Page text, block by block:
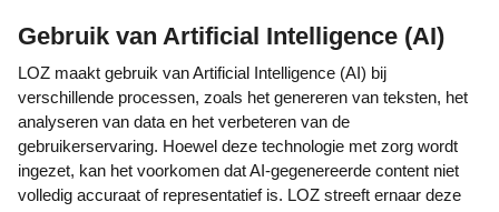
Gebruik van Artificial Intelligence (AI)
LOZ maakt gebruik van Artificial Intelligence (AI) bij
verschillende processen, zoals het genereren van teksten, het
analyseren van data en het verbeteren van de
gebruikerservaring. Hoewel deze technologie met zorg wordt
ingezet, kan het voorkomen dat AI-gegenereerde content niet
volledig accuraat of representatief is. LOZ streeft ernaar deze